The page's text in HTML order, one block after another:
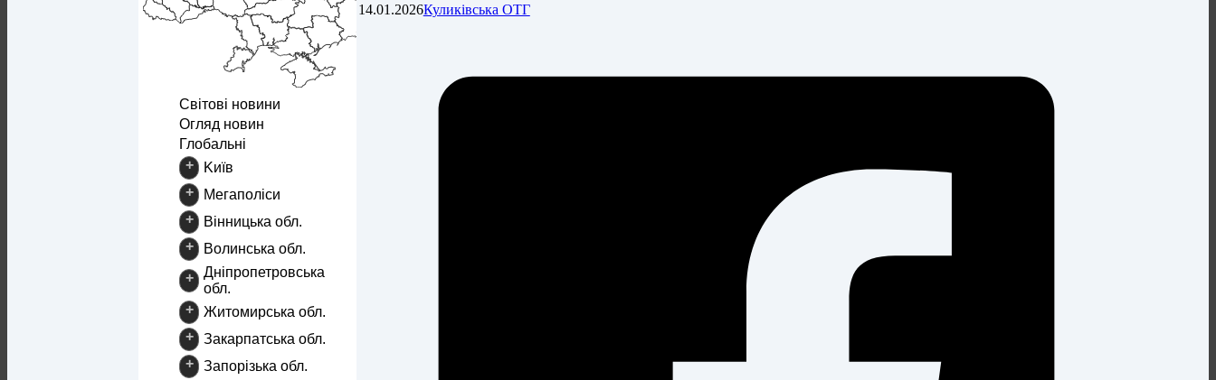
Світові новини
Огляд новин
Глобальні
+
Kиїв
+
Mегаполіси
+
Вінницька обл.
+
Волинська обл.
+
Дніпропетровська
обл.
+
Житомирська обл.
+
Закарпатська обл.
+
Запорізька обл.
14.01.2026Куликівська ОТГ